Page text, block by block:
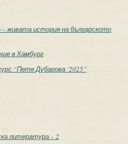
– живата история на българското
в Хамбург
“Петя Дубарова ‘2025”
литература – 2